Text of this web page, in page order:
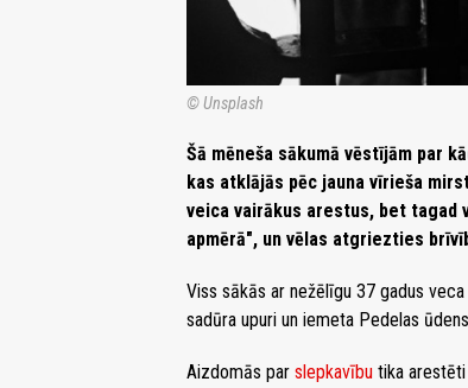
© Unsplash
Šā mēneša sākumā vēstījām par
kas atklājās pēc jauna vīrieša
veica vairākus arestus, bet tagad
apmērā", un vēlas atgriezties
Viss sākās ar nežēlīgu 37 gadus
sadūra upuri un iemeta Pedelas
Aizdomās par slepkavību tika